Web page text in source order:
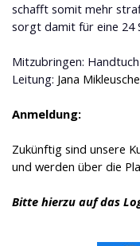
schafft somit mehr
sorgt damit für eine 24
Mitzubringen: Handtuch
Leitung: Jana
Anmeldung:
Zukünftig sind unsere
und werden über die
Bitte hierzu auf das